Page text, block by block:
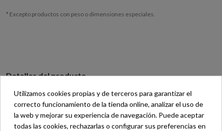
* Excepto productos con peso o dimensiones especiales.
Detalles del producto
Reviews(0)
Referencia13548
Utilizamos cookies propias y de terceros para garantizar el
correcto funcionamiento de la tienda online, analizar el uso de
la web y mejorar su experiencia de navegación. Puede aceptar
todas las cookies, rechazarlas o configurar sus preferencias en